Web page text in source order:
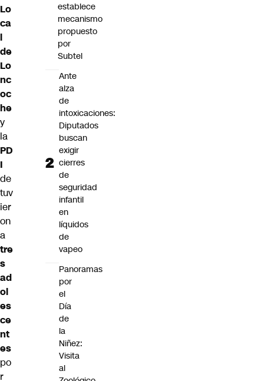
Lo
ca
l
de
Lo
nc
oc
he
y
la
PD
I
de
tuv
ier
on
a
tre
s
ad
ol
es
ce
nt
es
po
r
establece
mecanismo
propuesto
por
Subtel
Ante
alza
de
intoxicaciones:
Diputados
buscan
exigir
cierres
de
seguridad
infantil
en
líquidos
de
vapeo
Panoramas
por
el
Día
de
la
Niñez:
Visita
al